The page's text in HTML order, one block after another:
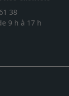
38
9 h à 17 h